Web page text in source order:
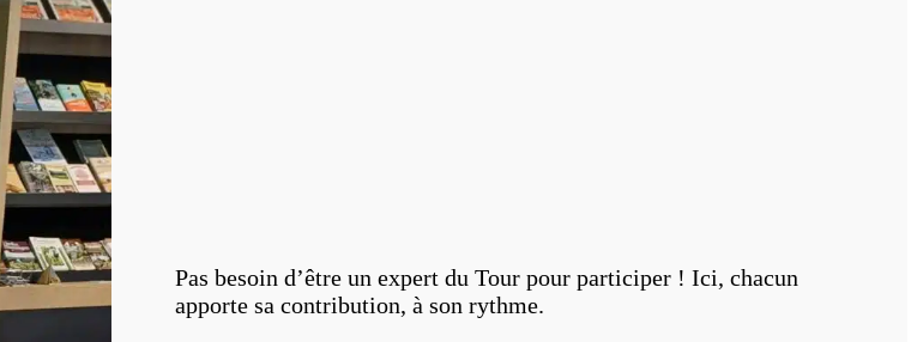
Pas besoin d’être un expert du Tour pour participer ! Ici, chacun
apporte sa contribution, à son rythme.